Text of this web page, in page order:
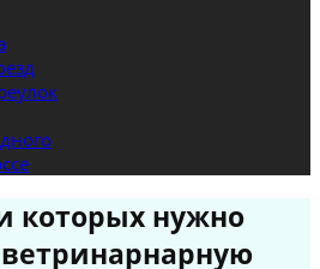
которых нужно